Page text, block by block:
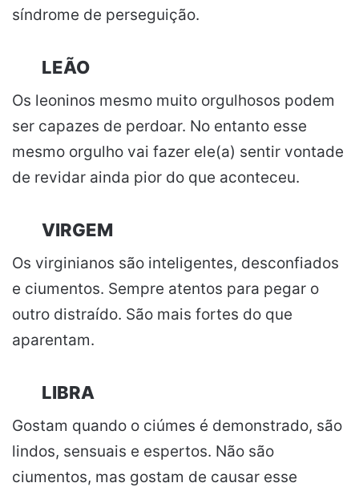
síndrome de perseguição.
LEÃO
Os leoninos mesmo muito orgulhosos podem
ser capazes de perdoar. No entanto esse
mesmo orgulho vai fazer ele(a) sentir vontade
de revidar ainda pior do que aconteceu.
VIRGEM
Os virginianos são inteligentes, desconfiados
e ciumentos. Sempre atentos para pegar o
outro distraído. São mais fortes do que
aparentam.
LIBRA
Gostam quando o ciúmes é demonstrado, são
lindos, sensuais e espertos. Não são
ciumentos, mas gostam de causar esse